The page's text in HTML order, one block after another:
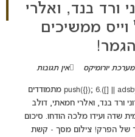
ורד בנד, ואלרי
ממשיכים
מערכת יורומיקס אין תגובות
(adsbygoogle = window.adsbygoogle || []).push({}); 6 מתמודדים
ורד בנד, ואלרי חמאתי, דולב
שדה ועידו מלכה הודחו. סיכום
של הפרק! צילום מסך - קשת